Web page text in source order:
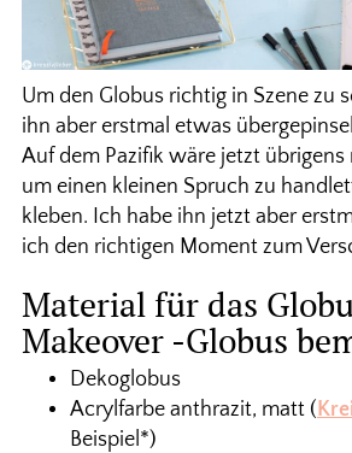
Um den Globus richtig in Szene zu
ihn aber erstmal etwas
Auf dem Pazifik wäre jetzt übrigens
um einen kleinen Spruch zu
kleben. Ich habe ihn jetzt aber
ich den richtigen Moment zum
Material für das
Makeover -Globus
Dekoglobus
Acrylfarbe anthrazit, matt (
Beispiel*)